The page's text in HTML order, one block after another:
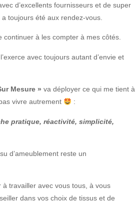
d’excellents fournisseurs et de super
toujours été aux rendez-vous.
continuer à les compter à mes côtés.
avec toujours autant d’envie et
Mesure » va déployer ce qui me tient à
vivre autrement
:
pratique, réactivité, simplicité,
d’ameublement reste un
à travailler avec vous tous, à vous
dans vos choix de tissus et de